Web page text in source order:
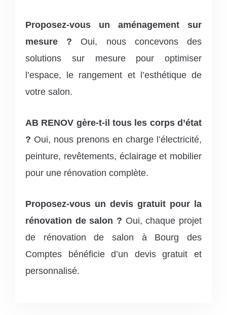
Proposez-vous un aménagement sur
mesure ? Oui, nous concevons des
solutions sur mesure pour optimiser
l’espace, le rangement et l’esthétique de
votre salon.
AB RENOV gère-t-il tous les corps d’état
? Oui, nous prenons en charge l’électricité,
peinture, revêtements, éclairage et mobilier
pour une rénovation complète.
Proposez-vous un devis gratuit pour la
rénovation de salon ? Oui, chaque projet
de rénovation de salon à Bourg des
Comptes bénéficie d’un devis gratuit et
personnalisé.